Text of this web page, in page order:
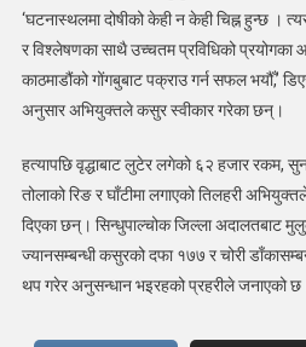
‘घटनास्थलमा दोषीको केही न केही चिह्न हुन्छ ।
र विश्लेषणका साथै उच्चतम प्रविधिको प्रयोगका
काठमाडौंको गोंगबुबाट पक्राउ गर्न सफल भयौँ,’
अनुसार अभियुक्तले कसुर स्वीकार गरेका छन्।
हत्यापछि वृद्धाबाट लुटेर लगेको ६२ हजार रकम,
तोलाको रिङ र घाँटीमा लगाएको तिलहरी
दिएका छन्। सिन्धुपाल्चोक जिल्ला अदालतबाट
ज्यानसम्बन्धी कसुरको दफा १७७ र चोरी
थप गरेर अनुसन्धान भइरहको प्रहरीले जनाएको